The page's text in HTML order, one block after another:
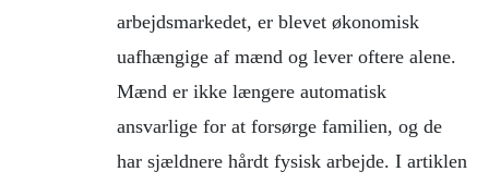
arbejdsmarkedet, er blevet økonomisk
uafhængige af mænd og lever oftere alene.
Mænd er ikke længere automatisk
ansvarlige for at forsørge familien, og de
har sjældnere hårdt fysisk arbejde. I artiklen